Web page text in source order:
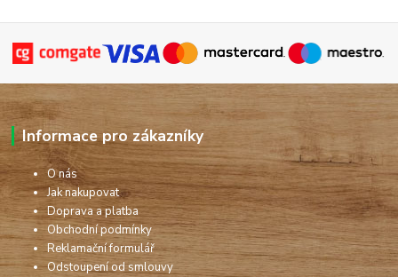
Informace pro zákazníky
O nás
Jak nakupovat
Doprava a platba
Obchodní podmínky
Reklamační formulář
Odstoupení od smlouvy